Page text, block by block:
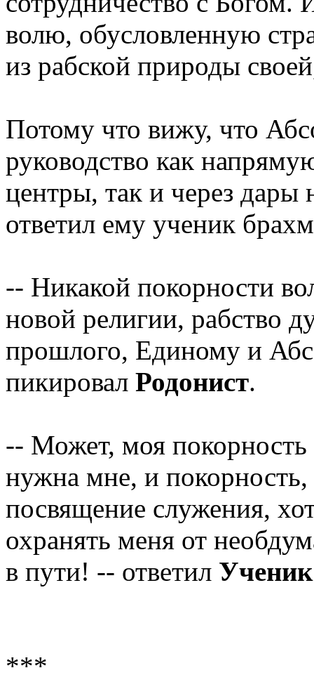
волю, обусловленную
из рабской природы
Потому что вижу, что
руководство как
центры, так и через дары
ответил ему ученик
-- Никакой покорности
новой религии, рабство
прошлого, Единому и
пикировал Родонист.
-- Может, моя
нужна мне, и
посвящение служения,
охранять меня от
в пути! -- ответил Ученик
***